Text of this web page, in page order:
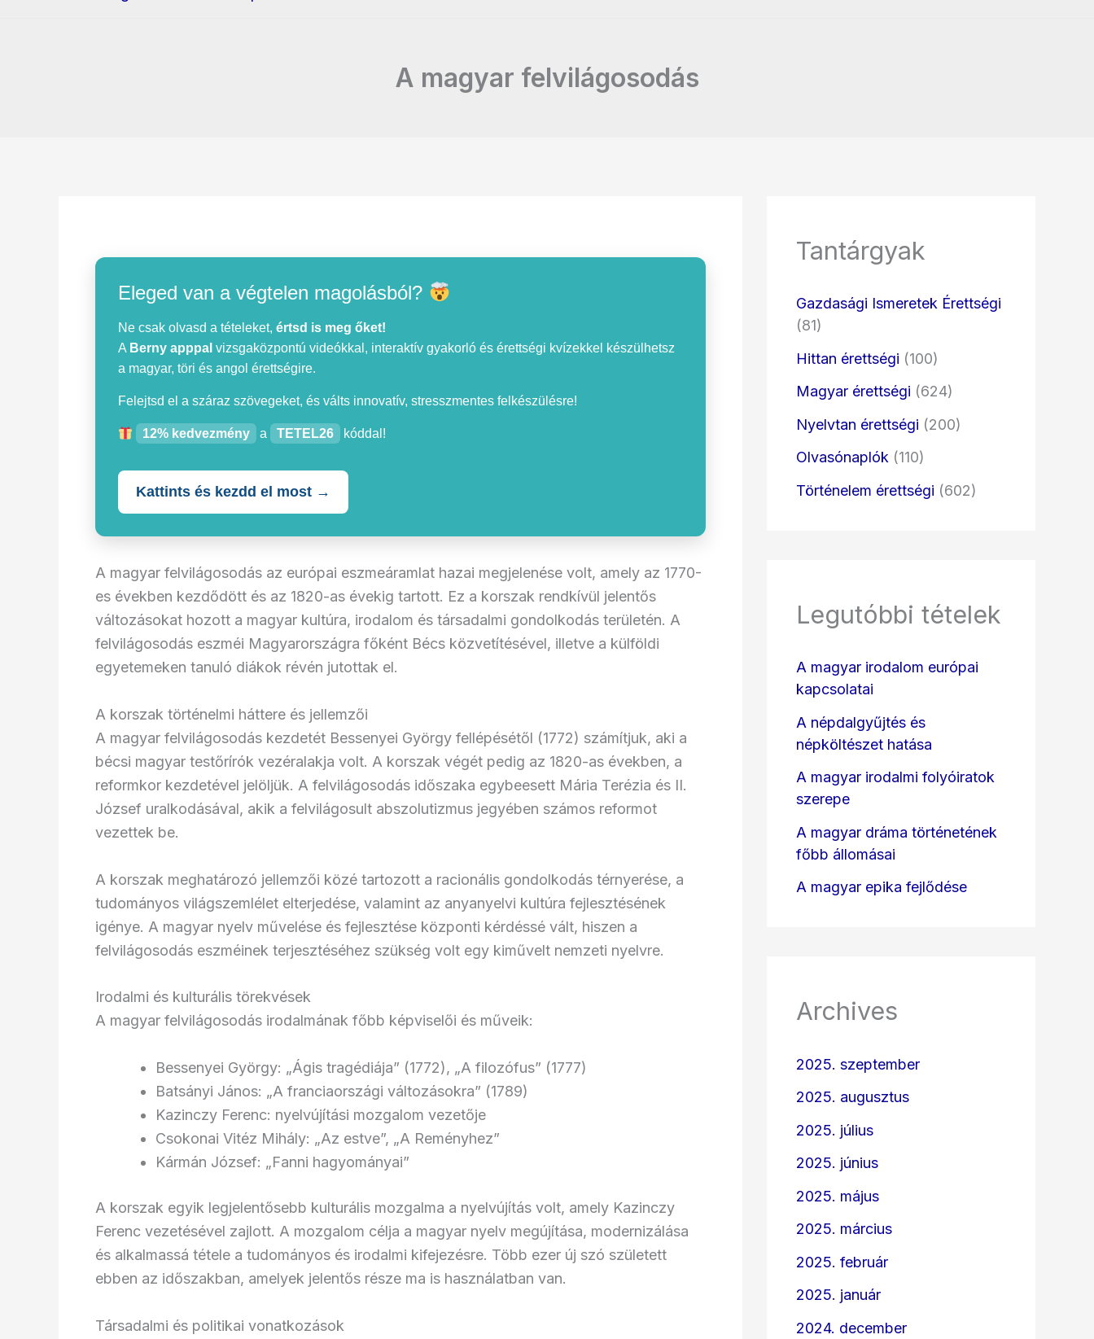
A magyar felvilágosodás
Eleged van a végtelen magolásból?
Ne csak olvasd a tételeket, értsd is meg őket!
A Berny apppal vizsgaközpontú videókkal, interaktív gyakorló és érettségi kvízekkel készülhetsz
a magyar, töri és angol érettségire.
Felejtsd el a száraz szövegeket, és válts innovatív, stresszmentes felkészülésre!
12% kedvezmény a TETEL26 kóddal!
Kattints és kezdd el most →
A magyar felvilágosodás az európai eszmeáramlat hazai megjelenése volt, amely az 1770-
es években kezdődött és az 1820-as évekig tartott. Ez a korszak rendkívül jelentős
változásokat hozott a magyar kultúra, irodalom és társadalmi gondolkodás területén. A
felvilágosodás eszméi Magyarországra főként Bécs közvetítésével, illetve a külföldi
egyetemeken tanuló diákok révén jutottak el.
A korszak történelmi háttere és jellemzői
A magyar felvilágosodás kezdetét Bessenyei György fellépésétől (1772) számítjuk, aki a
bécsi magyar testőrírók vezéralakja volt. A korszak végét pedig az 1820-as években, a
reformkor kezdetével jelöljük. A felvilágosodás időszaka egybeesett Mária Terézia és II.
József uralkodásával, akik a felvilágosult abszolutizmus jegyében számos reformot
vezettek be.
A korszak meghatározó jellemzői közé tartozott a racionális gondolkodás térnyerése, a
tudományos világszemlélet elterjedése, valamint az anyanyelvi kultúra fejlesztésének
igénye. A magyar nyelv művelése és fejlesztése központi kérdéssé vált, hiszen a
felvilágosodás eszméinek terjesztéséhez szükség volt egy kiművelt nemzeti nyelvre.
Irodalmi és kulturális törekvések
A magyar felvilágosodás irodalmának főbb képviselői és műveik:
Bessenyei György: „Ágis tragédiája” (1772), „A filozófus” (1777)
Batsányi János: „A franciaországi változásokra” (1789)
Kazinczy Ferenc: nyelvújítási mozgalom vezetője
Csokonai Vitéz Mihály: „Az estve”, „A Reményhez”
Kármán József: „Fanni hagyományai”
A korszak egyik legjelentősebb kulturális mozgalma a nyelvújítás volt, amely Kazinczy
Ferenc vezetésével zajlott. A mozgalom célja a magyar nyelv megújítása, modernizálása
és alkalmassá tétele a tudományos és irodalmi kifejezésre. Több ezer új szó született
ebben az időszakban, amelyek jelentős része ma is használatban van.
Társadalmi és politikai vonatkozások
Tantárgyak
Gazdasági Ismeretek Érettségi
(81)
Hittan érettségi (100)
Magyar érettségi (624)
Nyelvtan érettségi (200)
Olvasónaplók (110)
Történelem érettségi (602)
Legutóbbi tételek
A magyar irodalom európai
kapcsolatai
A népdalgyűjtés és
népköltészet hatása
A magyar irodalmi folyóiratok
szerepe
A magyar dráma történetének
főbb állomásai
A magyar epika fejlődése
Archives
2025. szeptember
2025. augusztus
2025. július
2025. június
2025. május
2025. március
2025. február
2025. január
2024. december